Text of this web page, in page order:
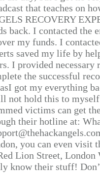
that teaches on
RECOVERY
back. I contacted the
my funds. I
saved my life by
I provided
the successful
got my everything
not hold this to
victims can get
their hotline at:
you can even visit
Lion Street, London
know their stuff!